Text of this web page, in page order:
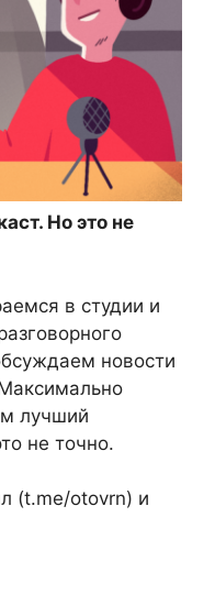
Но это не
в студии и
новости
лучший
не точно.
(t.me/otovrn) и